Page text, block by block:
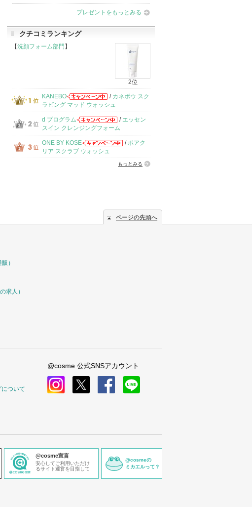
品
プレゼントをもっとみる
クチコミランキング
【洗顔フォーム部門 】
2位
KANEBO / カネボウ スク
ラビング マッド ウォッシュ
d プログラム / エッセン
スイン クレンジングフォーム
ONE BY KOSE /ポアク
リア スクラブ ウォッシュ
もっとみる
ページの先頭へ
販）
求人）
ついて
@cosme 公式SNSアカウント
@cosme宣言
安心してご利用いただけ
るサイト運営を目指して
@cosmeの
ミカエルって？